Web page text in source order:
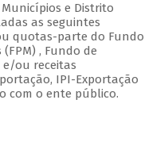
e Distrito
as seguintes
quotas-parte do Fundo
, Fundo de
e/ou receitas
IPI-Exportação
com o ente público.